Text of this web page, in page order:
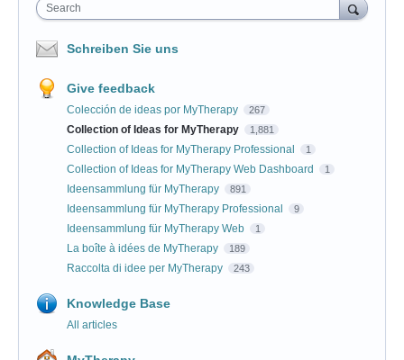
Search
Schreiben Sie uns
Give feedback
Colección de ideas por MyTherapy 267
Collection of Ideas for MyTherapy 1,881
Collection of Ideas for MyTherapy Professional 1
Collection of Ideas for MyTherapy Web Dashboard 1
Ideensammlung für MyTherapy 891
Ideensammlung für MyTherapy Professional 9
Ideensammlung für MyTherapy Web 1
La boîte à idées de MyTherapy 189
Raccolta di idee per MyTherapy 243
Knowledge Base
All articles